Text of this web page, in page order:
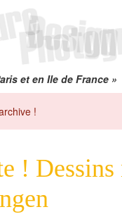
et en Ile de France »
!
!